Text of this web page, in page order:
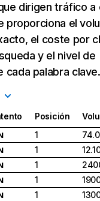
dirigen tráfico a
proporciona el
el coste por
y el nivel de
cada palabra clave.
Posición
1
1
1
1
1